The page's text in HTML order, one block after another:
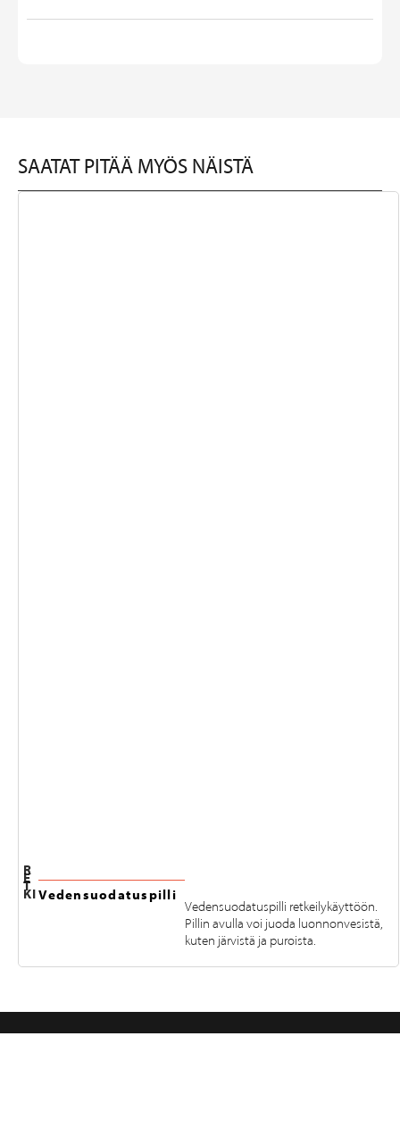
SAATAT PITÄÄ MYÖS NÄISTÄ
R
E
T
KIVedensuodatuspilli
Vedensuodatuspilli retkeilykäyttöön.
Pillin avulla voi juoda luonnonvesistä,
kuten järvistä ja puroista.